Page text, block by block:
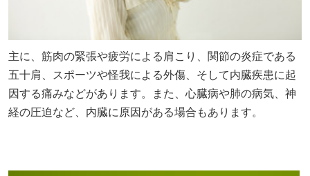
主に、筋肉の緊張や疲労による肩こり、関節の炎症である
五十肩、スポーツや怪我による外傷、そして内臓疾患に起
因する痛みなどがあります。また、心臓病や肺の病気、神
経の圧迫など、内臓に原因がある場合もあります。